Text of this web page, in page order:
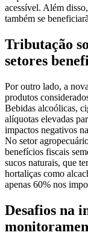
acessível. Além
também se
Tributação
setores
Por outro lado, a
produtos
Bebidas alcoólicas,
alíquotas elevadas
impactos negativos
No setor
benefícios fiscais
sucos naturais, que
hortaliças como
apenas 60% nos
Desafios na